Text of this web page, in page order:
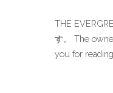
THE
す。 The
you for